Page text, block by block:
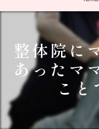
整体院に
あったマ
こ